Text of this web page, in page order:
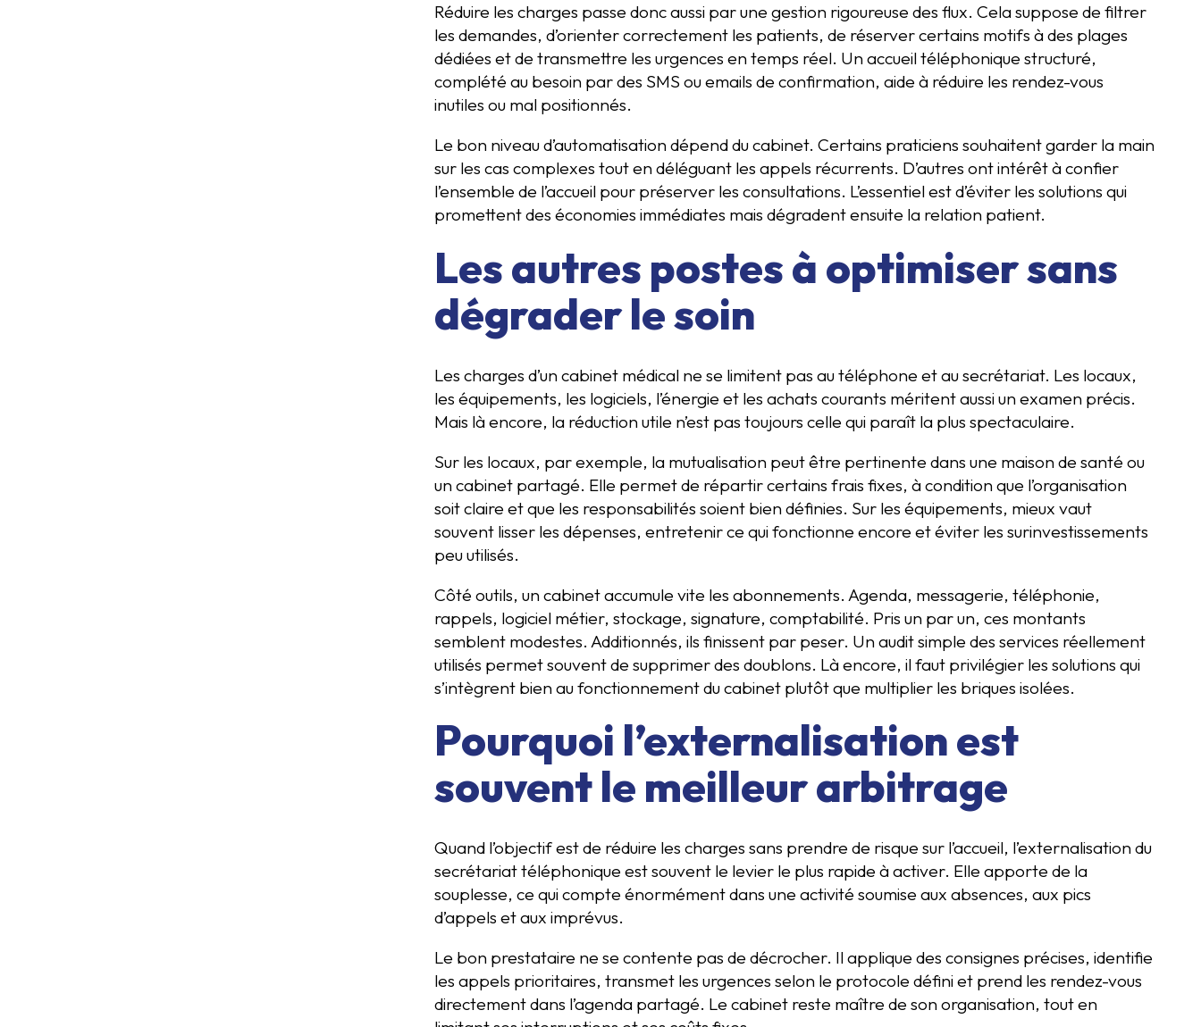
Réduire les charges passe donc aussi par une gestion rigoureuse des flux. Cela suppose de filtrer
les demandes, d’orienter correctement les patients, de réserver certains motifs à des plages
dédiées et de transmettre les urgences en temps réel. Un accueil téléphonique structuré,
complété au besoin par des SMS ou emails de confirmation, aide à réduire les rendez-vous
inutiles ou mal positionnés.
Le bon niveau d’automatisation dépend du cabinet. Certains praticiens souhaitent garder la main
sur les cas complexes tout en déléguant les appels récurrents. D’autres ont intérêt à confier
l’ensemble de l’accueil pour préserver les consultations. L’essentiel est d’éviter les solutions qui
promettent des économies immédiates mais dégradent ensuite la relation patient.
Les autres postes à optimiser sans
dégrader le soin
Les charges d’un cabinet médical ne se limitent pas au téléphone et au secrétariat. Les locaux,
les équipements, les logiciels, l’énergie et les achats courants méritent aussi un examen précis.
Mais là encore, la réduction utile n’est pas toujours celle qui paraît la plus spectaculaire.
Sur les locaux, par exemple, la mutualisation peut être pertinente dans une maison de santé ou
un cabinet partagé. Elle permet de répartir certains frais fixes, à condition que l’organisation
soit claire et que les responsabilités soient bien définies. Sur les équipements, mieux vaut
souvent lisser les dépenses, entretenir ce qui fonctionne encore et éviter les surinvestissements
peu utilisés.
Côté outils, un cabinet accumule vite les abonnements. Agenda, messagerie, téléphonie,
rappels, logiciel métier, stockage, signature, comptabilité. Pris un par un, ces montants
semblent modestes. Additionnés, ils finissent par peser. Un audit simple des services réellement
utilisés permet souvent de supprimer des doublons. Là encore, il faut privilégier les solutions qui
s’intègrent bien au fonctionnement du cabinet plutôt que multiplier les briques isolées.
Pourquoi l’externalisation est
souvent le meilleur arbitrage
Quand l’objectif est de réduire les charges sans prendre de risque sur l’accueil, l’externalisation du
secrétariat téléphonique est souvent le levier le plus rapide à activer. Elle apporte de la
souplesse, ce qui compte énormément dans une activité soumise aux absences, aux pics
d’appels et aux imprévus.
Le bon prestataire ne se contente pas de décrocher. Il applique des consignes précises, identifie
les appels prioritaires, transmet les urgences selon le protocole défini et prend les rendez-vous
directement dans l’agenda partagé. Le cabinet reste maître de son organisation, tout en